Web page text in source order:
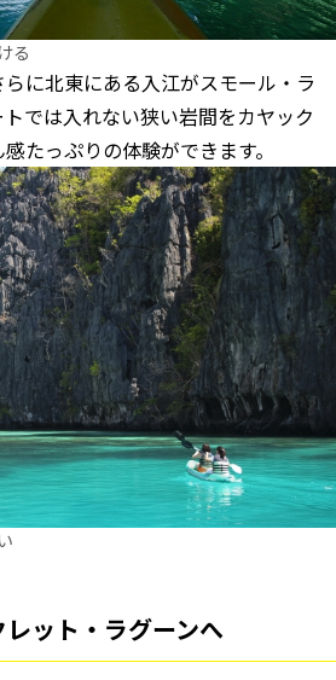
る
に北東にある入江がスモール・ラ
では入れない狭い岩間をカヤック
たっぷりの体験ができます。
ット・ラグーンへ